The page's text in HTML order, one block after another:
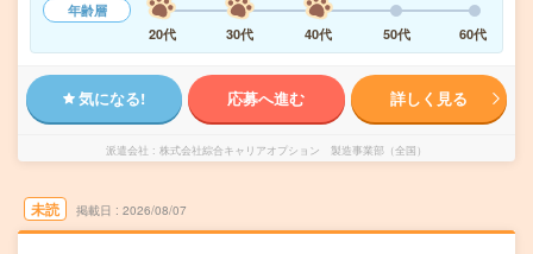
年齢層
20代
30代 40代 50代 60代
気になる! 応募へ進む 詳しく見る
派遣会社 株式会社綜合キャリアオプション 製造事業部（全国）
未読 掲載日 2026/08/07